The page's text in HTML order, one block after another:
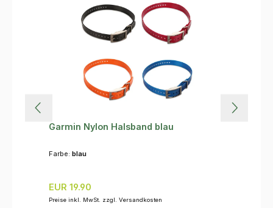
Garmin Nylon Halsband blau
Farbe: blau
Regulärer Preis:
EUR 19.90
Preise inkl. MwSt. zzgl. Versandkosten